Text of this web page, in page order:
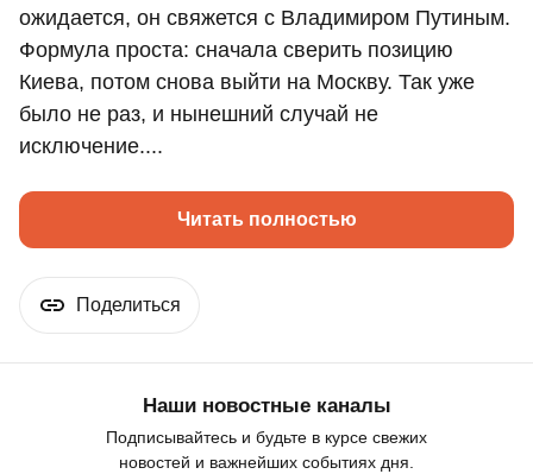
ожидается, он свяжется с Владимиром Путиным.
Формула проста: сначала сверить позицию
Киева, потом снова выйти на Москву. Так уже
было не раз, и нынешний случай не
исключение....
Читать полностью
Поделиться
Наши новостные каналы
Подписывайтесь и будьте в курсе свежих
новостей и важнейших событиях дня.